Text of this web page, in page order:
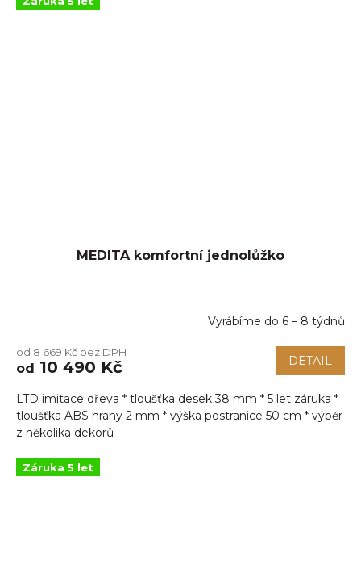
MEDITA komfortní jednolůžko
produktu
je
z
5
hvězdiček.
Vyrábíme do 6 – 8 týdnů
od 8 669 Kč bez DPH
od 10 490 Kč DETAIL
LTD imitace dřeva * tloušťka desek 38 mm * 5 let záruka *
tloušťka ABS hrany 2 mm * výška postranice 50 cm * výběr
z několika dekorů
Záruka 5 let